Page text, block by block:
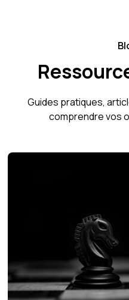
Guides pratiques,
comprendre vos